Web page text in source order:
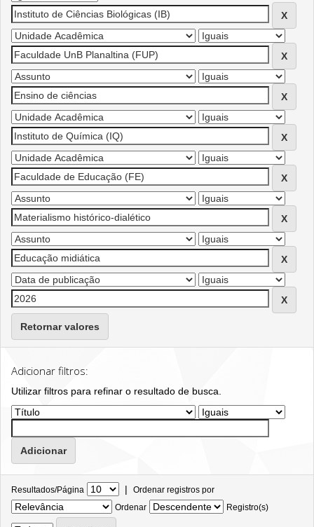
Retornar valores
Adicionar filtros:
Utilizar filtros para refinar o resultado de busca.
Resultados/Página | Ordenar registros por
Ordenar
Registro(s)